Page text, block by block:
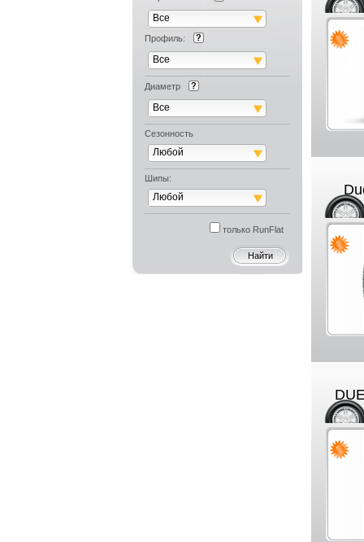
Все
Профиль:
Все
Диаметр
Все
Сезонность
Любой
Шипы:
Любой
только RunFlat